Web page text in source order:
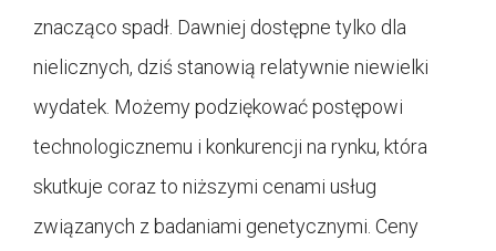
znacząco spadł. Dawniej dostępne tylko dla
nielicznych, dziś stanowią relatywnie niewielki
wydatek. Możemy podziękować postępowi
technologicznemu i konkurencji na rynku, która
skutkuje coraz to niższymi cenami usług
związanych z badaniami genetycznymi. Ceny